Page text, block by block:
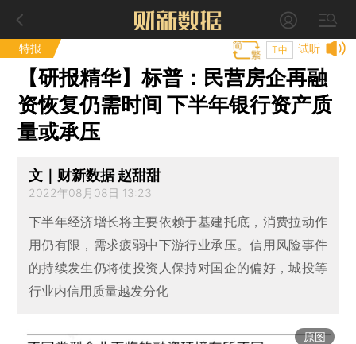
特报 试听
T中
【研报精华】标普：民营房企再融
资恢复仍需时间 下半年银行资产质
量或承压
文｜财新数据 赵甜甜
2022年08月08日 13:23
下半年经济增长将主要依赖于基建托底，消费拉动作
用仍有限，需求疲弱中下游行业承压。信用风险事件
的持续发生仍将使投资人保持对国企的偏好，城投等
行业内信用质量越发分化
原图